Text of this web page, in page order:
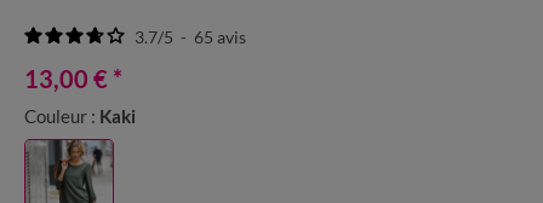
3.7/5 - 65 avis
13,00 € *
Couleur : Kaki